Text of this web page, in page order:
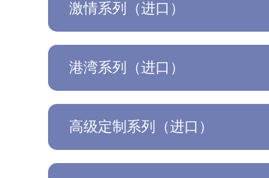
激情系列（进口）
港湾系列（进口）
高级定制系列（进口）